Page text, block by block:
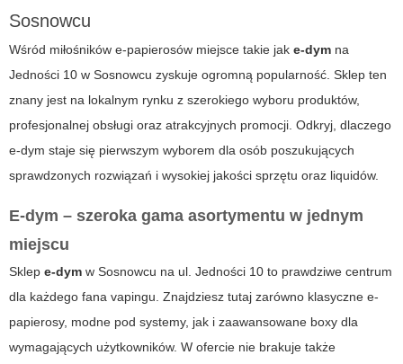
Sosnowcu
Wśród miłośników e-papierosów miejsce takie jak e-dym na
Jedności 10 w Sosnowcu zyskuje ogromną popularność. Sklep ten
znany jest na lokalnym rynku z szerokiego wyboru produktów,
profesjonalnej obsługi oraz atrakcyjnych promocji. Odkryj, dlaczego
e-dym staje się pierwszym wyborem dla osób poszukujących
sprawdzonych rozwiązań i wysokiej jakości sprzętu oraz liquidów.
E-dym – szeroka gama asortymentu w jednym
miejscu
Sklep e-dym w Sosnowcu na ul. Jedności 10 to prawdziwe centrum
dla każdego fana vapingu. Znajdziesz tutaj zarówno klasyczne e-
papierosy, modne pod systemy, jak i zaawansowane boxy dla
wymagających użytkowników. W ofercie nie brakuje także